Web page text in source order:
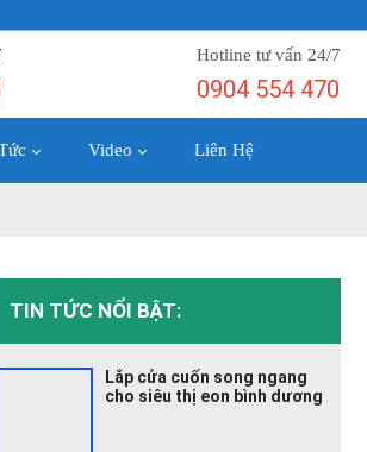
Hotline tư vấn 24/7
0904 554 470
Video Liên Hệ
TIN TỨC NỔI BẬT:
Lắp cửa cuốn song ngang
cho siêu thị eon bình dương